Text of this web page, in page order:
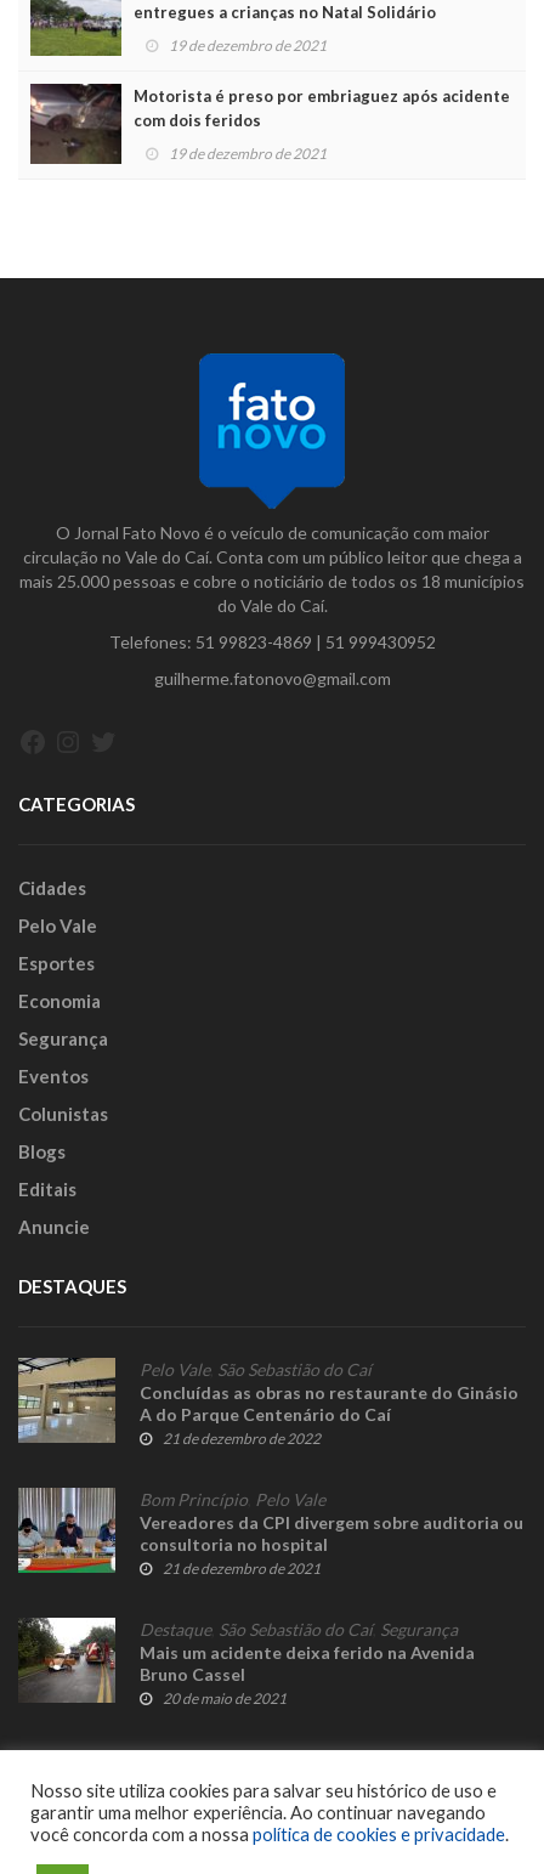
entregues a crianças no Natal Solidário
19 de dezembro de 2021
Motorista é preso por embriaguez após acidente
com dois feridos
19 de dezembro de 2021
O Jornal Fato Novo é o veículo de comunicação com maior
circulação no Vale do Caí. Conta com um público leitor que chega a
mais 25.000 pessoas e cobre o noticiário de todos os 18 municípios
do Vale do Caí.
Telefones: 51 99823-4869 | 51 999430952
guilherme.fatonovo@gmail.com
CATEGORIAS
Cidades
Pelo Vale
Esportes
Economia
Segurança
Eventos
Colunistas
Blogs
Editais
Anuncie
DESTAQUES
Pelo Vale, São Sebastião do Caí
Concluídas as obras no restaurante do Ginásio
A do Parque Centenário do Caí
21 de dezembro de 2022
Bom Princípio Pelo Vale
Vereadores da CPI divergem sobre auditoria ou
consultoria no hospital
21 de dezembro de 2021
Destaque, São Sebastião do Caí, Segurança
Mais um acidente deixa ferido na Avenida
Bruno Cassel
20 de maio de 2021
Nosso site utiliza cookies para salvar seu histórico de uso e
garantir uma melhor experiência. Ao continuar navegando
você concorda com a nossa política de cookies e privacidade.